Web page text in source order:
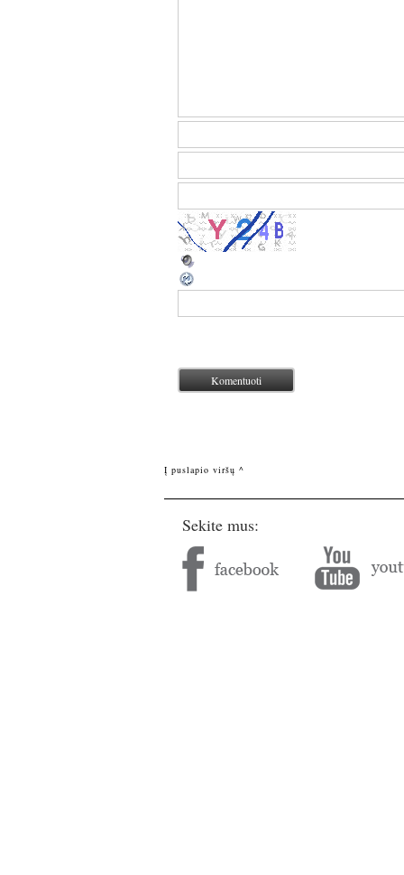
Į puslapio viršų ^
Sekite mus: